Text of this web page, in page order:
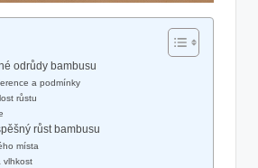
odrůdy bambusu
a podmínky
růstu
růst bambusu
místa
vlhkost